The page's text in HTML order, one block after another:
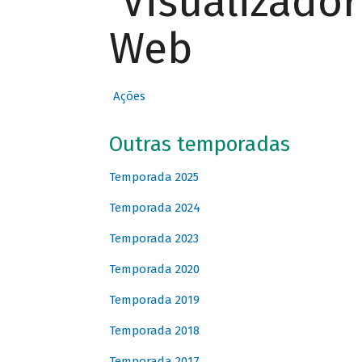
Web
Ações
Outras temporadas
Temporada 2025
Temporada 2024
Temporada 2023
Temporada 2020
Temporada 2019
Temporada 2018